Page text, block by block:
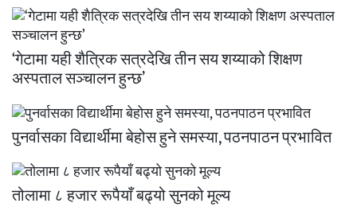
‘गेटामा यही शैत्रिक सत्रदेखि तीन सय शय्याको शिक्षण
अस्पताल सञ्चालन हुन्छ’
पुनर्वासका विद्यार्थीमा बेहोस हुने समस्या, पठनपाठन प्रभावित
तोलामा ८ हजार रूपैयाँ बढ्यो सुनको मूल्य